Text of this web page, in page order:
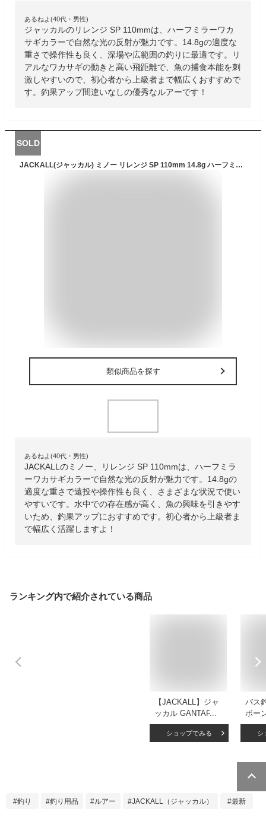
あるねよ(40代・男性)
ジャッカルのリレンジ SP 110mmは、ハーフミラーワカ
サギカラーで自然な光の反射が魅力です。14.8gの適度な
重さで操作性も良く、深場や広範囲の釣りに最適です。リ
アルなワカサギの動きと高い飛距離で、魚の捕食本能を刺
激しやすいので、初心者から上級者まで幅広くおすすめで
す。釣果アップ間違いなしの優秀なルアーです！
SOLD
JACKALL(ジャッカル) ミノー リレンジ SP 110mm 14.8g ハーフミラーワカサギ ルアー
類似商品を探す
あるねよ(40代・男性)
JACKALLのミノー、リレンジ SP 110mmは、ハーフミラ
ーワカサギカラーで自然な光の反射が魅力です。14.8gの
適度な重さで遠投や操作性も良く、さまざまな状況で使い
やすいです。水中での存在感が高く、魚の興味を引きやす
いため、釣果アップにおすすめです。初心者から上級者ま
で幅広く活躍しますよ！
ランキング内で紹介されている商品
【JACKALL】ジャ
ッカル GANTAREL
ガンタレル 疑似餌
釣り フィッシング
ショップでみる
バス
ボー
ャッ
シ
釣り 釣り用品 ルアー JACKALL（ジャッカル） 最新